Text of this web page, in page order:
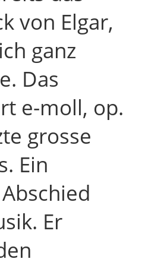
von Elgar,
ganz
Das
e-moll, op.
grosse
Ein
Er